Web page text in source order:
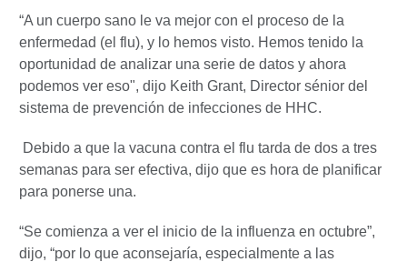
“A un cuerpo sano le va mejor con el proceso de la
enfermedad (el flu), y lo hemos visto. Hemos tenido la
oportunidad de analizar una serie de datos y ahora
podemos ver eso", dijo Keith Grant, Director sénior del
sistema de prevención de infecciones de HHC.
Debido a que la vacuna contra el flu tarda de dos a tres
semanas para ser efectiva, dijo que es hora de planificar
para ponerse una.
“Se comienza a ver el inicio de la influenza en octubre”,
dijo, “por lo que aconsejaría, especialmente a las